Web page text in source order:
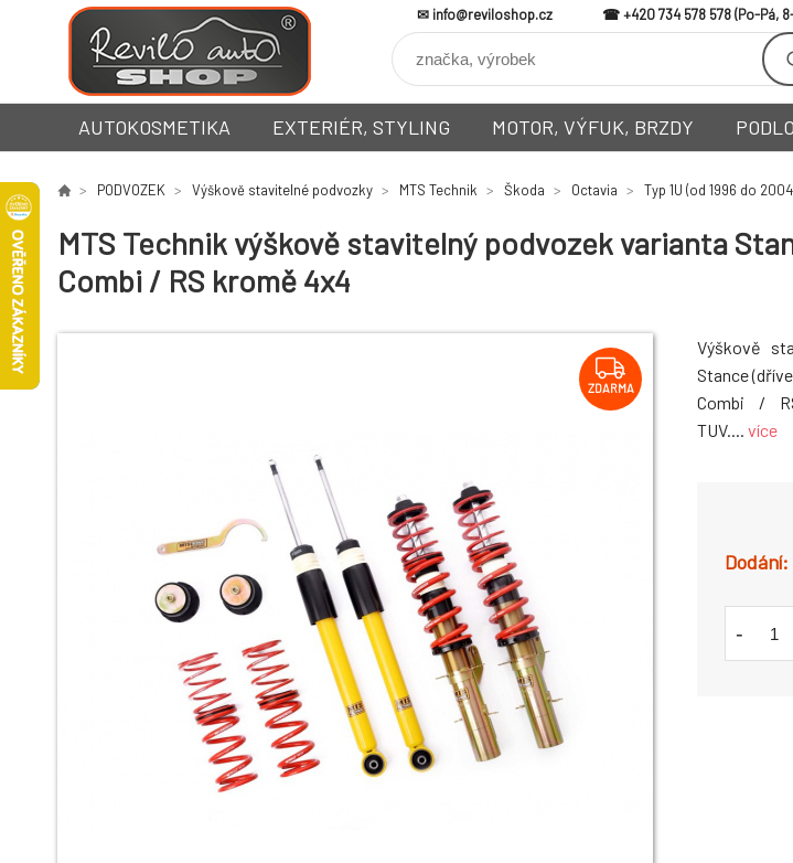
info@reviloshop.cz +420 734 578 578
AUTOKOSMETIKA EXTERIÉR, STYLING MOTOR, VÝFUK, BRZDY
PODVOZEK Výškově stavitelné podvozky MTS Technik Škoda Octavia Typ 1U (od 1996 do
MTS Technik výškově stavitelný podvozek varianta
Combi / RS kromě 4x4
ZDARMA
Výškově
Stance
Combi /
TUV.... více
-